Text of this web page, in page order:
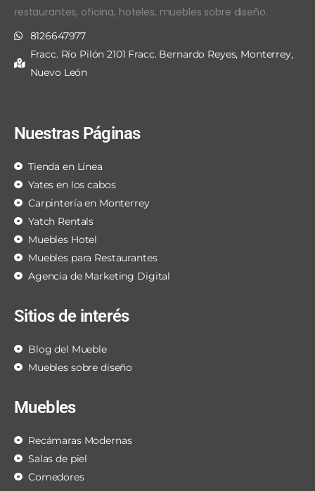
restaurantes, oficina, hoteles, muebles sobre diseño.
8126647977
Fracc. Río Pilón 2101 Fracc. Bernardo Reyes, Monterrey,
Nuevo León
Nuestras Páginas
Tienda en Línea
Yates en los cabos
Carpintería en Monterrey
Yatch Rentals
Muebles Hotel
Muebles para Restaurantes
Agencia de Marketing Digital
Sitios de interés
Blog del Mueble
Muebles sobre diseño
Muebles
Recámaras Modernas
Salas de piel
Comedores